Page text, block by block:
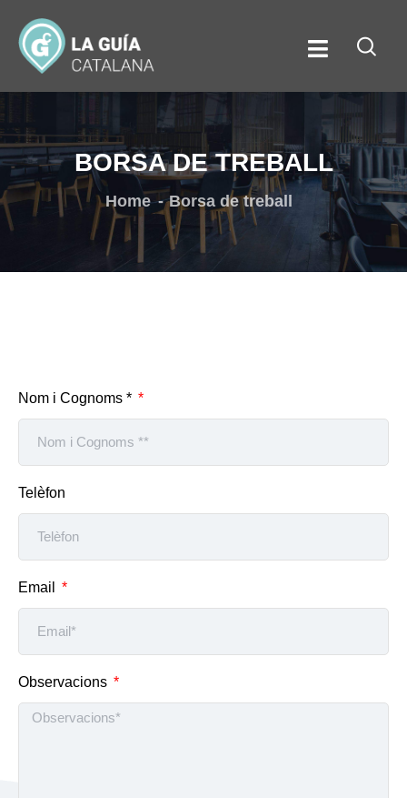
BORSA DE TREBALL
Home Borsa de treball
Nom i Cognoms *
Telèfon
Email
Observacions